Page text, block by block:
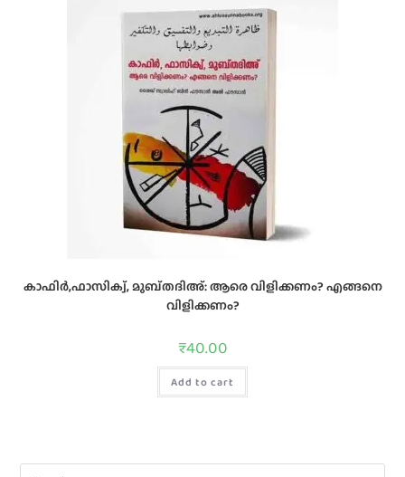
കാഫിര്‍,ഫാസിക്വ്, മുബ്തദിഅ്: ആരെ വിളിക്കണം? എങ്ങനെ
വിളിക്കണം?
₹40.00
Add to cart